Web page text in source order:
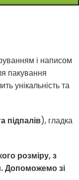
і написом
пакування
унікальність та
підпалів), гладка
розміру, з
Допоможемо зі